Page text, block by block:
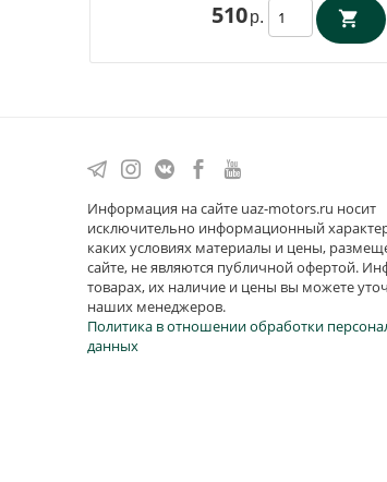
510 р.
Информация на сайте uaz-motors.ru носит
исключительно информационный
каких условиях материалы и цены,
сайте, не являются публичной офертой.
товарах, их наличие и цены вы можете
наших менеджеров.
Политика в отношении обработки
данных